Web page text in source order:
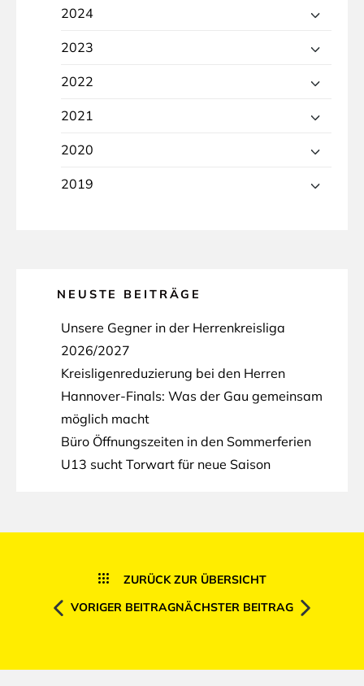
2024
2023
2022
2021
2020
2019
NEUSTE BEITRÄGE
Unsere Gegner in der Herrenkreisliga
2026/2027
Kreisligenreduzierung bei den Herren
Hannover-Finals: Was der Gau gemeinsam
möglich macht
Büro Öffnungszeiten in den Sommerferien
U13 sucht Torwart für neue Saison
ZURÜCK ZUR ÜBERSICHT
VORIGER BEITRAGNÄCHSTER BEITRAG